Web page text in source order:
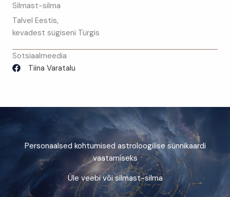
Silmast-silma
Talvel Eestis,
kevadest sügiseni Türgis
Sotsiaalmeedia
Tiina Varatalu
Personaalsed kohtumised astroloogilise sünnikaardi
vaatamiseks
Üle veebi või silmast-silma